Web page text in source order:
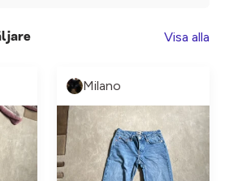
Visa alla
Milano